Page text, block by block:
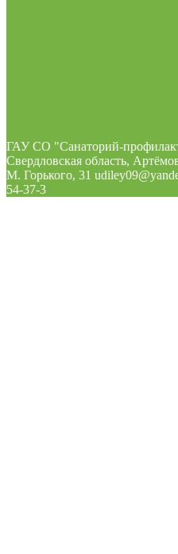
ГАУ СО "Санаторий-
Свердловская область,
М. Горького, 31
54-37-3